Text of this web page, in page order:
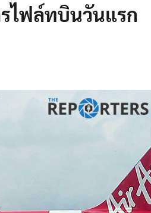
ไฟล์ทบินวันแรก